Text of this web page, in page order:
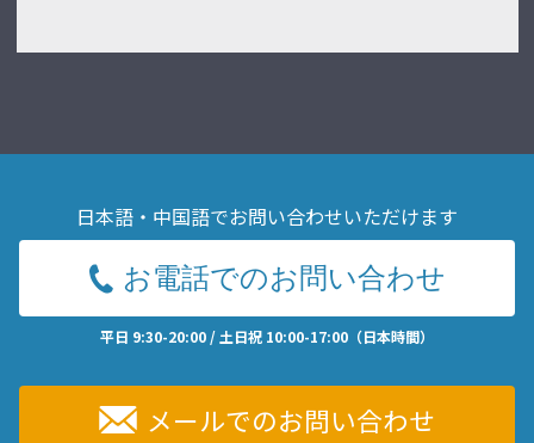
日本語・中国語でお問い合わせいただけます
お電話でのお問い合わせ
平日 9:30-20:00 / 土日祝 10:00-17:00（日本時間）
メールでのお問い合わせ